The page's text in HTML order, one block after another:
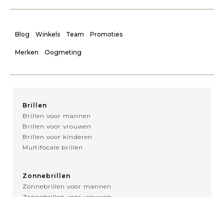
Blog Winkels Team Promoties
Merken Oogmeting
Brillen
Brillen voor mannen
Brillen voor vrouwen
Brillen voor kinderen
Multifocale brillen
Zonnebrillen
Zonnebrillen voor mannen